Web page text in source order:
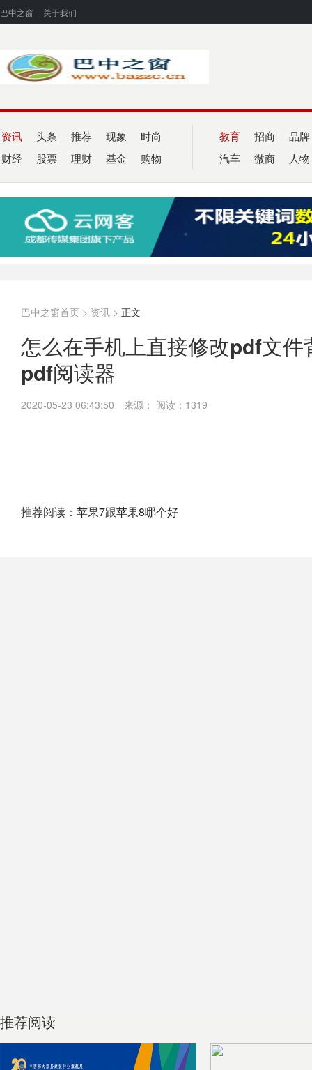
巴中之窗 关于我们
资讯 头条 推荐 现象 时尚
财经 股票 理财 基金 购物
教育 招商 品牌
汽车 微商 人物
巴中之窗首页 > 资讯 > 正文
怎么在手机上直接修改pdf文
pdf阅读器
2020-05-23 06:43:50 来源： 阅读：1319
推荐阅读： 苹果7跟苹果8哪个好
推荐阅读